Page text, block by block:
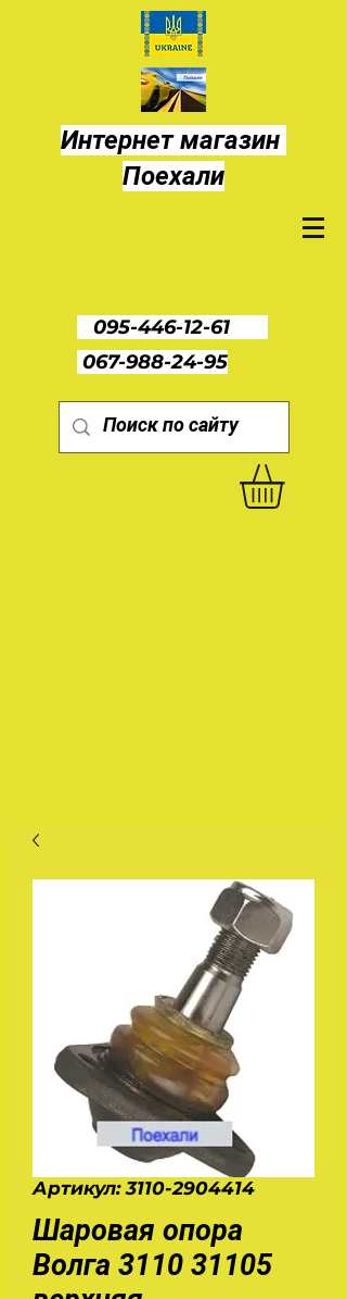
Интернет магазин
Поехали
095-446-12-61
067-988-24-95
Артикул: 3110-2904414
Шаровая опора
Волга 3110 31105